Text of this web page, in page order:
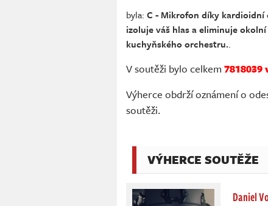
byla: C - Mikrofon díky
izoluje váš hlas a eliminuje
kuchyňského orchestru..
V soutěži bylo celkem
Výherce obdrží oznámení o
soutěži.
VÝHERCE SOUTĚŽE
Daniel